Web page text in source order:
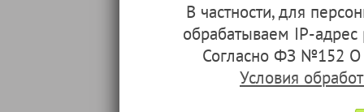
В частности, для
обрабатываем IP-
Согласно ФЗ №152 О
Условия